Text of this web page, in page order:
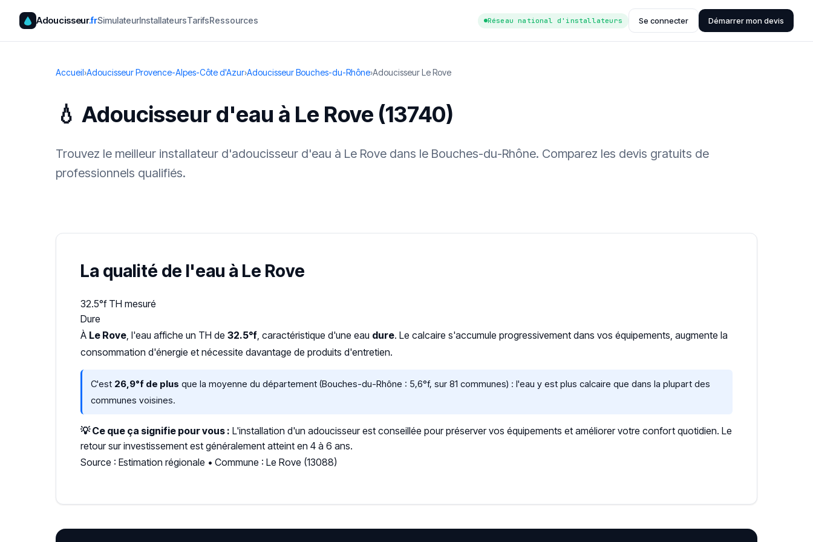
Adoucisseur.frSimulateurInstallateursTarifsRessources Réseau national d'installateurs Se connecter Démarrer mon devis
Accueil›Adoucisseur Provence-Alpes-Côte d'Azur›Adoucisseur Bouches-du-Rhône›Adoucisseur Le Rove
💧 Adoucisseur d'eau à Le Rove (13740)
Trouvez le meilleur installateur d'adoucisseur d'eau à Le Rove dans le Bouches-du-Rhône. Comparez les devis gratuits de
professionnels qualifiés.
La qualité de l'eau à Le Rove
32.5°f TH mesuré
Dure
À Le Rove, l'eau affiche un TH de 32.5°f, caractéristique d'une eau dure. Le calcaire s'accumule progressivement dans vos équipements, augmente la
consommation d'énergie et nécessite davantage de produits d'entretien.
C'est 26,9°f de plus que la moyenne du département (Bouches-du-Rhône : 5,6°f, sur 81 communes) : l'eau y est plus calcaire que dans la plupart des
communes voisines.
💡 Ce que ça signifie pour vous : L'installation d'un adoucisseur est conseillée pour préserver vos équipements et améliorer votre confort quotidien. Le
retour sur investissement est généralement atteint en 4 à 6 ans.
Source : Estimation régionale • Commune : Le Rove (13088)